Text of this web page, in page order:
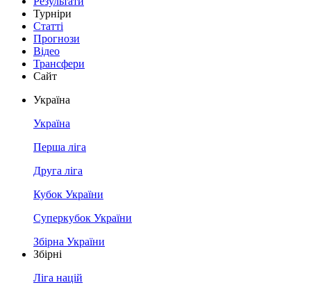
Турніри
Статті
Прогнози
Відео
Трансфери
Сайт
Україна
Україна
Перша ліга
Друга ліга
Кубок України
Суперкубок України
Збірна України
Збірні
Ліга націй